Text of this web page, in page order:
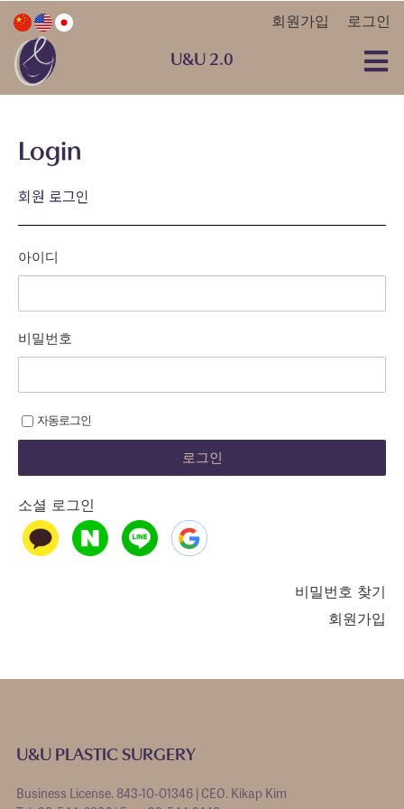
회원가입 로그인
U&U 2.0
Login
회원 로그인
아이디
비밀번호
자동로그인
소셜 로그인
비밀번호 찾기
회원가입
U&U PLASTIC SURGERY
Business License. 843-10-01346 | CEO. Kikap Kim